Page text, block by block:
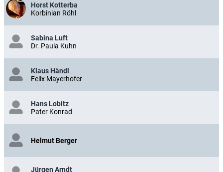
Horst Kotterba
Korbinian Röhl
Sabina Luft
Dr. Paula Kuhn
Klaus Händl
Felix Mayerhofer
Hans Lobitz
Pater Konrad
Helmut Berger
Jürgen Arndt